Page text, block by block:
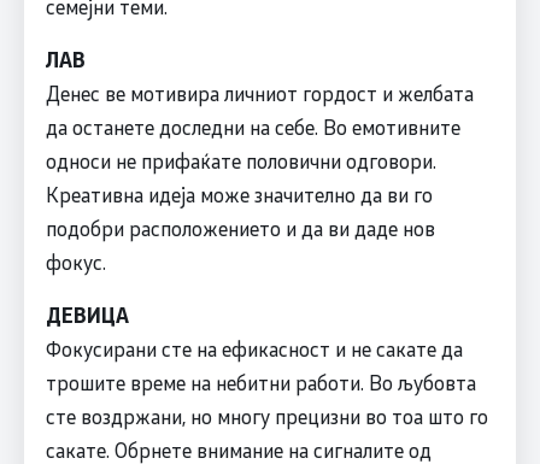
семејни теми.
ЛАВ
Денес ве мотивира личниот гордост и желбата
да останете доследни на себе. Во емотивните
односи не прифаќате половични одговори.
Креативна идеја може значително да ви го
подобри расположението и да ви даде нов
фокус.
ДЕВИЦА
Фокусирани сте на ефикасност и не сакате да
трошите време на небитни работи. Во љубовта
сте воздржани, но многу прецизни во тоа што го
сакате. Обрнете внимание на сигналите од